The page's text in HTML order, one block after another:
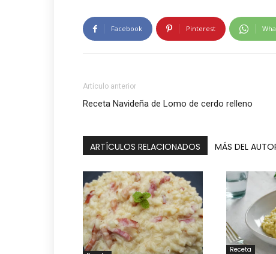
Facebook Pinterest
Artículo anterior
Receta Navideña de Lomo de cerdo relleno
ARTÍCULOS RELACIONADOS MÁS DEL
Receta